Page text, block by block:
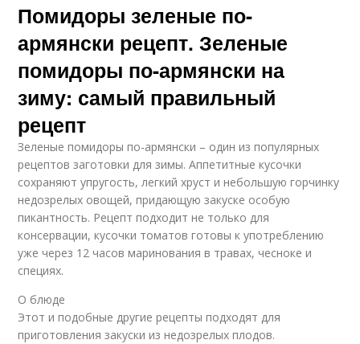
Помидоры зеленые по-
армянски рецепт. Зеленые
помидоры по-армянски на
зиму: самый правильный
рецепт
Зеленые помидоры по-армянски – один из популярных
рецептов заготовки для зимы. Аппетитные кусочки
сохраняют упругость, легкий хруст и небольшую горчинку
недозрелых овощей, придающую закуске особую
пикантность. Рецепт подходит не только для
консервации, кусочки томатов готовы к употреблению
уже через 12 часов маринования в травах, чесноке и
специях.
О блюде
Этот и подобные другие рецепты подходят для
приготовления закуски из недозрелых плодов.